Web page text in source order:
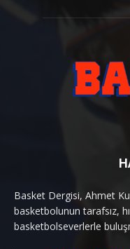
Basket Dergisi, Ahmet
basketbolunun tarafsız,
basketbolseverlerle